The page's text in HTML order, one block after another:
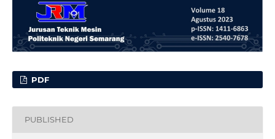
PDF
PUBLISHED